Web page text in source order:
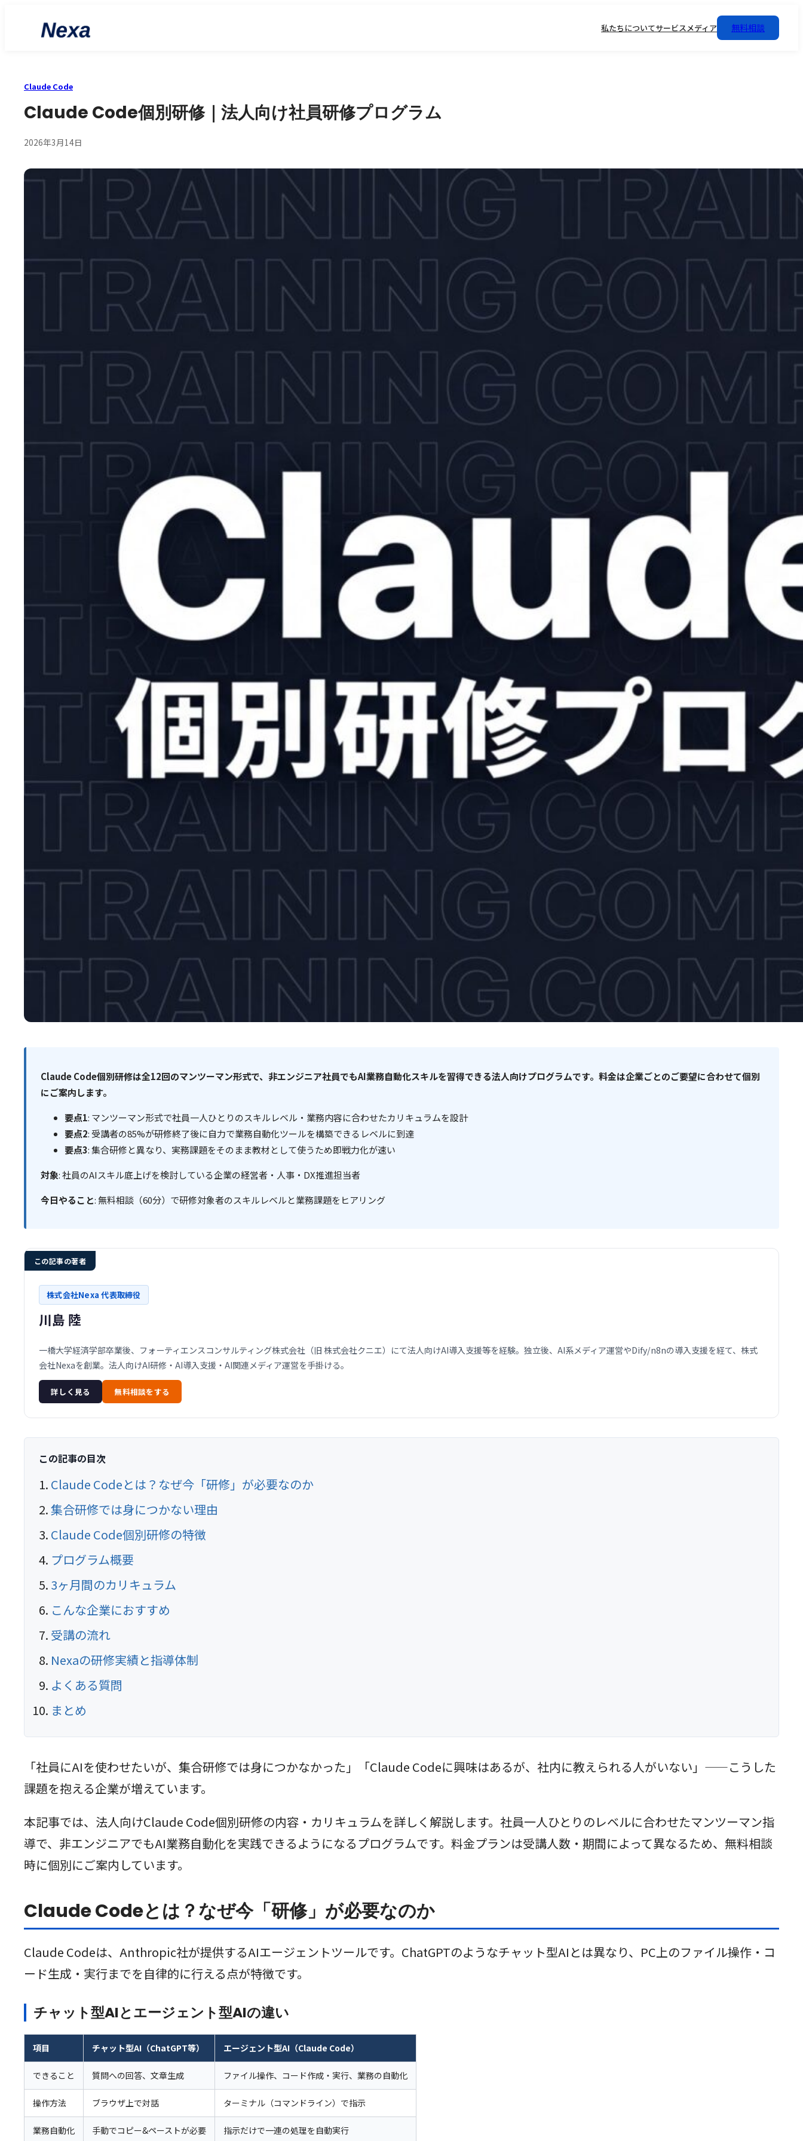
私たちについてサービスメディア 無料相談
Claude Code
Claude Code個別研修｜法人向け社員研修プログラム
2026年3月14日
Claude Code個別研修は全12回のマンツーマン形式で、非エンジニア社員でもAI業務自動化スキルを習得できる法人向けプログラムです。料金は企業ごとのご要望に合わせて個別
にご案内します。
要点1: マンツーマン形式で社員一人ひとりのスキルレベル・業務内容に合わせたカリキュラムを設計
要点2: 受講者の85%が研修終了後に自力で業務自動化ツールを構築できるレベルに到達
要点3: 集合研修と異なり、実務課題をそのまま教材として使うため即戦力化が速い
対象: 社員のAIスキル底上げを検討している企業の経営者・人事・DX推進担当者
今日やること: 無料相談（60分）で研修対象者のスキルレベルと業務課題をヒアリング
この記事の著者
株式会社Nexa 代表取締役
川島 陸
一橋大学経済学部卒業後、フォーティエンスコンサルティング株式会社（旧 株式会社クニエ）にて法人向けAI導入支援等を経験。独立後、AI系メディア運営やDify/n8nの導入支援を経て、株式
会社Nexaを創業。法人向けAI研修・AI導入支援・AI関連メディア運営を手掛ける。
詳しく見る 無料相談をする
この記事の目次
Claude Codeとは？なぜ今「研修」が必要なのか
集合研修では身につかない理由
Claude Code個別研修の特徴
プログラム概要
3ヶ月間のカリキュラム
こんな企業におすすめ
受講の流れ
Nexaの研修実績と指導体制
よくある質問
まとめ
「社員にAIを使わせたいが、集合研修では身につかなかった」「Claude Codeに興味はあるが、社内に教えられる人がいない」——こうした
課題を抱える企業が増えています。
本記事では、法人向けClaude Code個別研修の内容・カリキュラムを詳しく解説します。社員一人ひとりのレベルに合わせたマンツーマン指
導で、非エンジニアでもAI業務自動化を実践できるようになるプログラムです。料金プランは受講人数・期間によって異なるため、無料相談
時に個別にご案内しています。
Claude Codeとは？なぜ今「研修」が必要なのか
Claude Codeは、Anthropic社が提供するAIエージェントツールです。ChatGPTのようなチャット型AIとは異なり、PC上のファイル操作・コ
ード生成・実行までを自律的に行える点が特徴です。
チャット型AIとエージェント型AIの違い
項目 チャット型AI（ChatGPT等） エージェント型AI（Claude Code）
できること 質問への回答、文章生成 ファイル操作、コード作成・実行、業務の自動化
操作方法 ブラウザ上で対話 ターミナル（コマンドライン）で指示
業務自動化 手動でコピー&ペーストが必要 指示だけで一連の処理を自動実行